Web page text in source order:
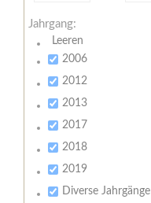
Jahrgang:
Leeren
2006
2012
2013
2017
2018
2019
Diverse Jahrgänge